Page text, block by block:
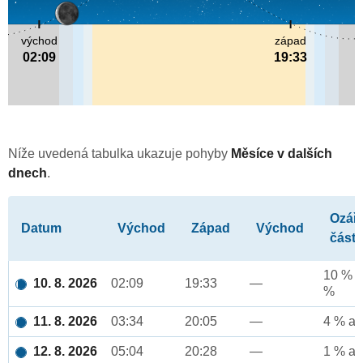
východ
02:09
západ
19:33
Níže uvedená tabulka ukazuje pohyby Měsíce v dalších
dnech.
Datum Východ Západ Východ
část
10. 8. 2026 02:09 19:33 —
10 %
%
11. 8. 2026 03:34 20:05 — 4 %
12. 8. 2026 05:04 20:28 — 1 %